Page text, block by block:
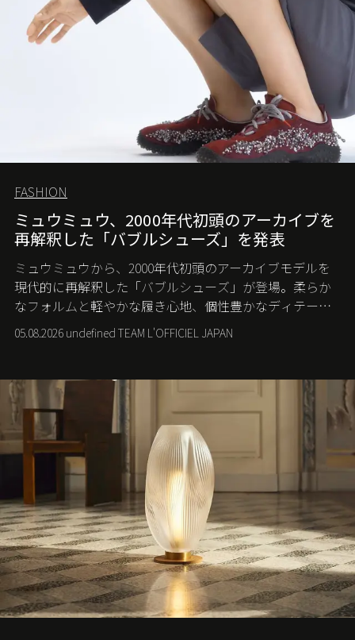
FASHION
ミュウミュウ、2000年代初頭のアーカイブを
再解釈した「バブルシューズ」を発表
ミュウミュウから、2000年代初頭のアーカイブモデルを
現代的に再解釈した「バブルシューズ」が登場。柔らか
なフォルムと軽やかな履き心地、個性豊かなディテール
が、スポーツウェアの美学に新たな表情を添える。
05.08.2026 undefined TEAM L'OFFICIEL JAPAN